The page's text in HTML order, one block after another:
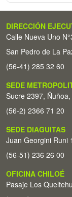
DIRECCIÓN
Calle Nueva Uno
San Pedro de La
(56-41) 285 32 60
SEDE
Sucre 2397,
(56-2) 2366 71 20
SEDE DIAGUITAS
Juan Georgini Runi
(56-51) 236 26 00
OFICINA CHILOÉ
Pasaje Los